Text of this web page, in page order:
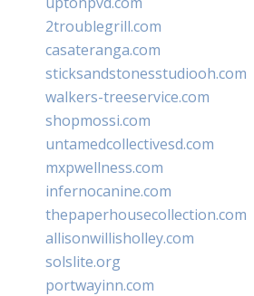
2troublegrill.com
casateranga.com
sticksandstonesstudiooh.com
walkers-treeservice.com
shopmossi.com
untamedcollectivesd.com
mxpwellness.com
infernocanine.com
thepaperhousecollection.com
allisonwillisholley.com
solslite.org
portwayinn.com